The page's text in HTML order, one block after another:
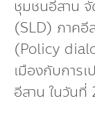
ชุมชนอีสาน
(SLD) ภาคอี
(Policy
เมืองกับการ
อีสาน ในวัน